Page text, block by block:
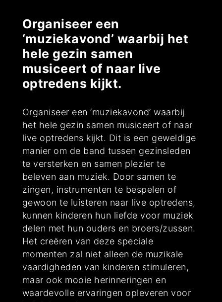
Organiseer een
‘muziekavond’ waarbij het
hele gezin samen
musiceert of naar live
optredens kijkt.
Organiseer een ‘muziekavond’ waarbij
het hele gezin samen musiceert of naar
live optredens kijkt. Dit is een geweldige
manier om de band tussen gezinsleden
te versterken en samen plezier te
beleven aan muziek. Door samen te
zingen, instrumenten te bespelen of
gewoon te luisteren naar live optredens,
kunnen kinderen hun liefde voor muziek
delen met hun ouders en broers/zussen.
Het creëren van deze speciale
momenten zal niet alleen de muzikale
vaardigheden van kinderen stimuleren,
maar ook mooie herinneringen en
waardevolle ervaringen opleveren voor